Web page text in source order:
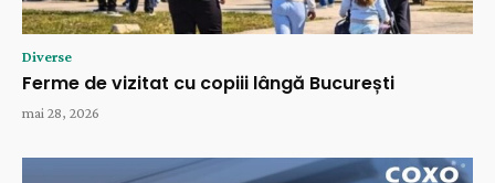
Diverse
Ferme de vizitat cu copiii lângă București
mai 28, 2026